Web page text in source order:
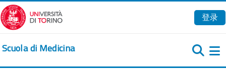
跳到主要内容
登录
Scuola di Medicina